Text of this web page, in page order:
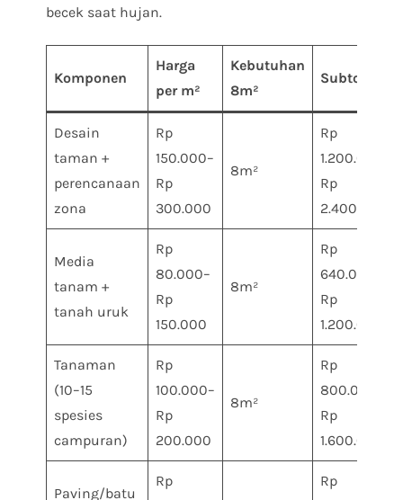
becek saat hujan.
Komponen
Harga
per m²
Kebutuhan
8m²
Subtotal
Desain
taman +
perencanaan
zona
Rp
150.000–
Rp
300.000
8m²
Rp
1.200.000–
Rp
2.400.000
Media
tanam +
tanah uruk
Rp
80.000–
Rp
150.000
8m²
Rp
640.000–
Rp
1.200.000
Tanaman
(10–15
spesies
campuran)
Rp
100.000–
Rp
200.000
8m²
Rp
800.000–
Rp
1.600.000
Paving/batu
Rp
Rp